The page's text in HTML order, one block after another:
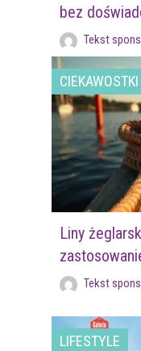
bez
Tekst
CIEKAWOSTKI
Liny
Tekst
LIFESTYLE